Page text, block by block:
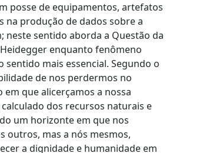
posse de equipamentos, artefatos
na produção de dados sobre a
sentido aborda a Questão da
enquanto fenômeno
mais essencial. Segundo o
de nos perdermos no
que alicerçamos a nossa
dos recursos naturais e
um horizonte em que nos
outros, mas a nós mesmos,
a dignidade e humanidade em